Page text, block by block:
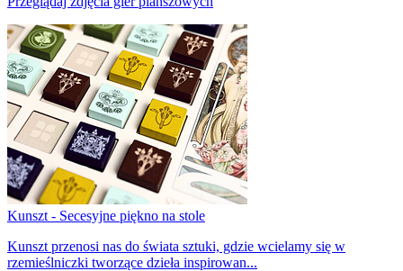
Kunszt - Secesyjne piękno na stole
Kunszt przenosi nas do świata sztuki, gdzie wcielamy się w
rzemieślniczki tworzące dzieła inspirowan...